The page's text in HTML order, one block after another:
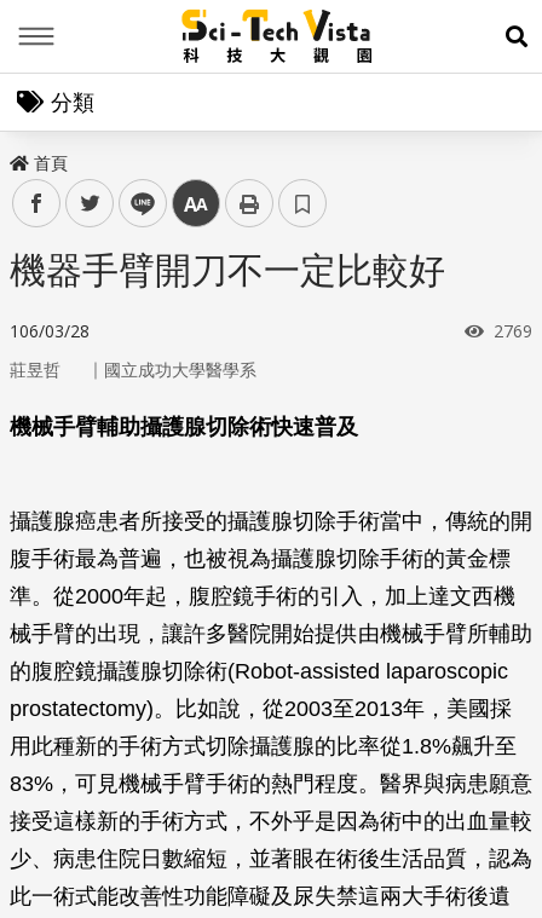
展
分類
首頁
facebooktwitter line 中
機器手臂開刀不一定比較好
106/03/28 瀏覽
2769
莊昱哲 ｜ 國立成功大學醫學系
機械手臂輔助攝護腺切除術快速普及
攝護腺癌患者所接受的攝護腺切除手術當中，傳統的開
腹手術最為普遍，也被視為攝護腺切除手術的黃金標
準。從2000年起，腹腔鏡手術的引入，加上達文西機
械手臂的出現，讓許多醫院開始提供由機械手臂所輔助
的腹腔鏡攝護腺切除術(Robot-assisted laparoscopic
prostatectomy)。比如說，從2003至2013年，美國採
用此種新的手術方式切除攝護腺的比率從1.8%飆升至
83%，可見機械手臂手術的熱門程度。醫界與病患願意
接受這樣新的手術方式，不外乎是因為術中的出血量較
少、病患住院日數縮短，並著眼在術後生活品質，認為
此一術式能改善性功能障礙及尿失禁這兩大手術後遺